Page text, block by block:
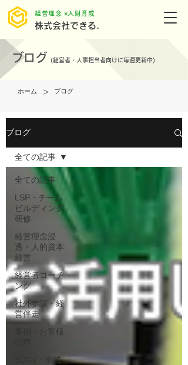
株式会社できる.
​経営理念 ×人財育成
ブログ (経営者・人事担当者向けに毎週更新中)
ホーム > ブログ
ブログ
全ての記事
LSP・チーム
ビルディング
研修
経営理念浸
透・人的資本
経営
経営者コーチ
ング
社外参謀・経
営伴走
事例・お客様
SDGs・地域
全ての記事